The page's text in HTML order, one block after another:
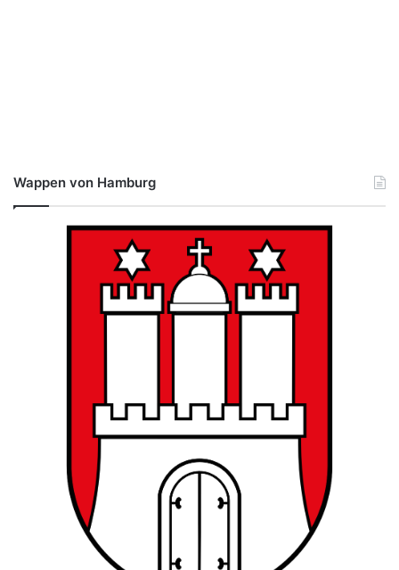
Wappen von Hamburg